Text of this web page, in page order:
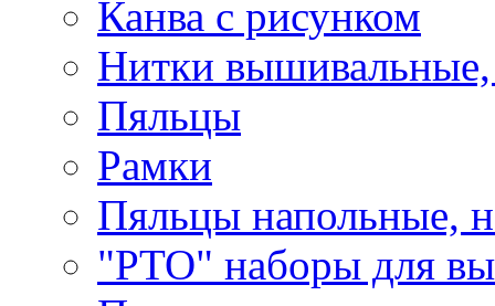
Канва с рисунком
Нитки
Пяльцы
Рамки
Пяльцы напольные,
"РТО" наборы для